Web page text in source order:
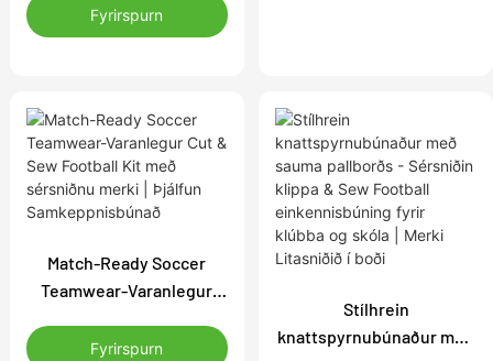
íþróttafatnaður &
frjálslegur klæðnaður
Fyrirspurn
Match-Ready Soccer
Teamwear-Varanlegur
með sérsniðnu merki |
Fyrirspurn
Stílhrein
knattspyrnubúnaður með